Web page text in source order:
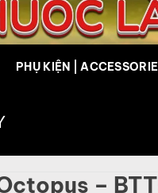
PHỤ KIỆN |
–